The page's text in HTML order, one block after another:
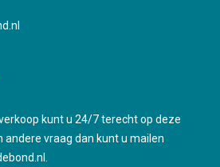
kunt u 24/7 terecht op deze
andere vraag dan kunt u mailen